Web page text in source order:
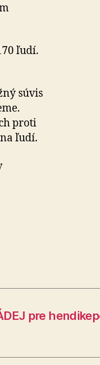
ľudí.
súvis
proti
ľudí.
pre